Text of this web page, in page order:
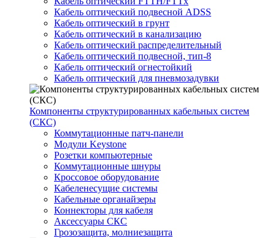
Кабель оптический подвесной ADSS
Кабель оптический в грунт
Кабель оптический в канализацию
Кабель оптический распределительный
Кабель оптический подвесной, тип-8
Кабель оптический огнестойкий
Кабель оптический для пневмозадувки
Компоненты структурированных кабельных систем
(СКС)
Коммутационные патч-панели
Модули Keystone
Розетки компьютерные
Коммутационные шнуры
Кроссовое оборудование
Кабеленесущие системы
Кабельные органайзеры
Коннекторы для кабеля
Аксессуары СКС
Грозозащита, молниезащита